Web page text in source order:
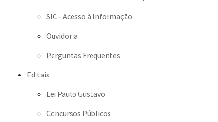
SIC - Acesso à Informação
Ouvidoria
Perguntas Frequentes
Editais
Lei Paulo Gustavo
Concursos Públicos